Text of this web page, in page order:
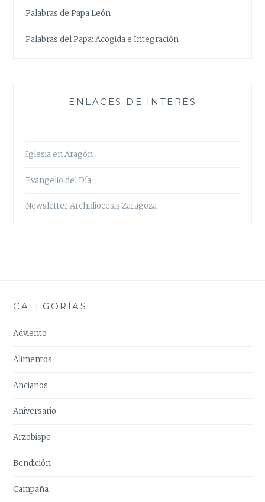
Palabras de Papa León
Palabras del Papa: Acogida e Integración
ENLACES DE INTERÉS
Iglesia en Aragón
Evangelio del Día
Newsletter Archidiócesis Zaragoza
CATEGORÍAS
Adviento
Alimentos
Ancianos
Aniversario
Arzobispo
Bendición
Campaña